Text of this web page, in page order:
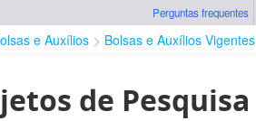
Perguntas frequentes
e Auxílios Bolsas e Auxílios Vigentes
de Pesquisa